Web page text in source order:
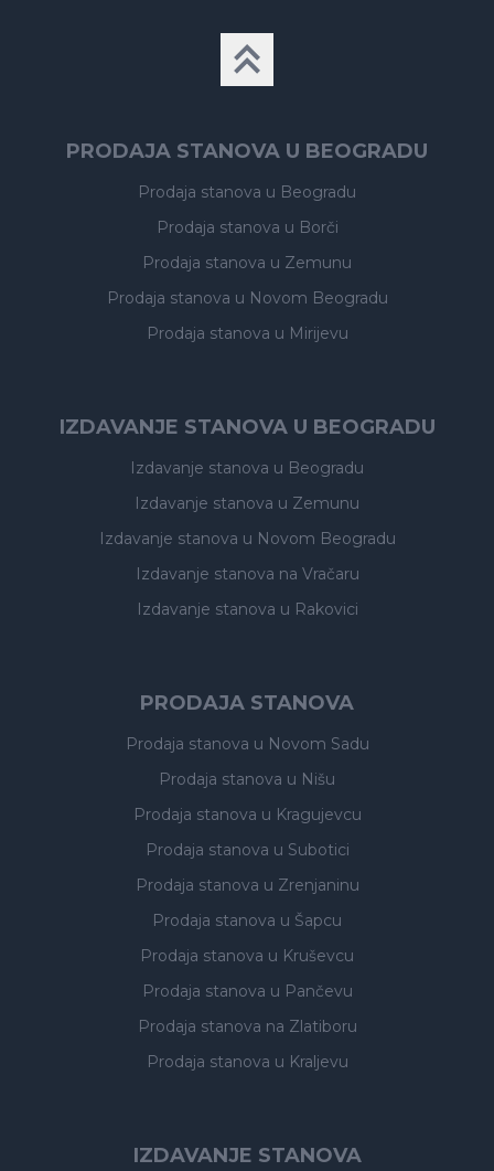
PRODAJA STANOVA U BEOGRADU
Prodaja stanova u Beogradu
Prodaja stanova u Borči
Prodaja stanova u Zemunu
Prodaja stanova u Novom Beogradu
Prodaja stanova u Mirijevu
IZDAVANJE STANOVA U BEOGRADU
Izdavanje stanova u Beogradu
Izdavanje stanova u Zemunu
Izdavanje stanova u Novom Beogradu
Izdavanje stanova na Vračaru
Izdavanje stanova u Rakovici
PRODAJA STANOVA
Prodaja stanova u Novom Sadu
Prodaja stanova u Nišu
Prodaja stanova u Kragujevcu
Prodaja stanova u Subotici
Prodaja stanova u Zrenjaninu
Prodaja stanova u Šapcu
Prodaja stanova u Kruševcu
Prodaja stanova u Pančevu
Prodaja stanova na Zlatiboru
Prodaja stanova u Kraljevu
IZDAVANJE STANOVA